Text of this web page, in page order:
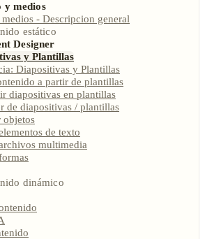
y medios
- Descripcion general
estático
Designer
y Plantillas
Diapositivas y Plantillas
a partir de plantillas
diapositivas en plantillas
de diapositivas / plantillas
objetos
de texto
multimedia
dinámico